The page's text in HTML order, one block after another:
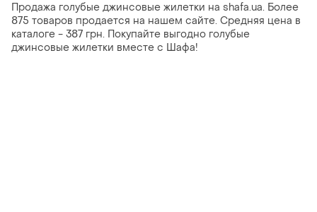
Продажа голубые джинсовые жилетки на shafa.ua. Более
875 товаров продается на нашем сайте. Средняя цена в
каталоге - 387 грн. Покупайте выгодно голубые
джинсовые жилетки вместе с Шафа!